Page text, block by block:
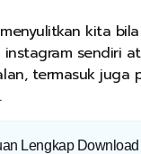
kita
sendiri
termasuk
Lengkap